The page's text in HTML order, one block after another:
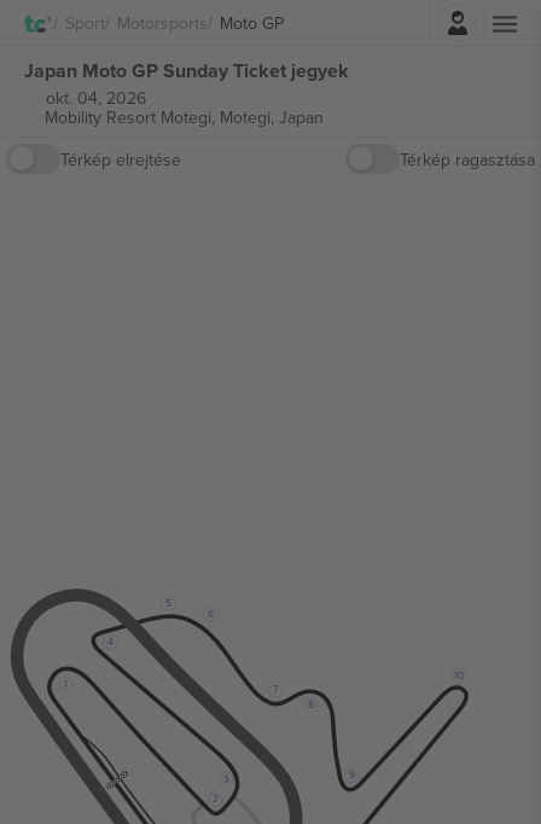
Sport Motorsports Moto GP
Japan Moto GP Sunday Ticket jegyek
okt. 04, 2026
Mobility Resort Motegi, Motegi, Japan
Térkép elrejtése
Térkép ragasztása
1
2
3
4
5
6
7
8
9
10